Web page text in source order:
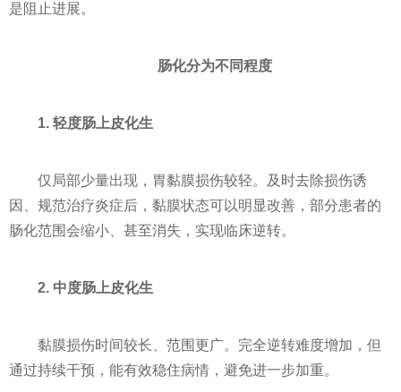
是阻止进展。
肠化分为不同程度
1. 轻度肠上皮化生
仅局部少量出现，胃黏膜损伤较轻。及时去除损伤诱
因、规范治疗炎症后，黏膜状态可以明显改善，部分患者的
肠化范围会缩小、甚至消失，实现临床逆转。
2. 中度肠上皮化生
黏膜损伤时间较长、范围更广。完全逆转难度增加，但
通过持续干预，能有效稳住病情，避免进一步加重。